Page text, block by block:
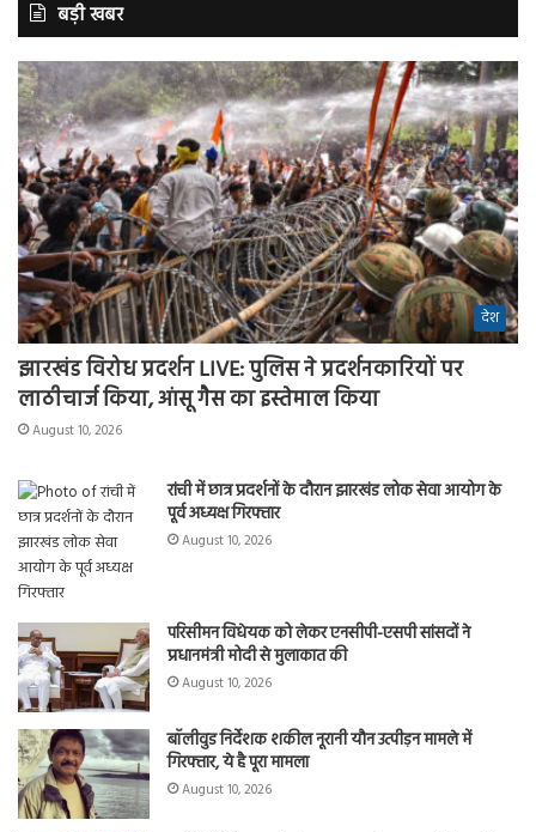
बड़ी खबर
देश
झारखंड विरोध प्रदर्शन LIVE: पुलिस ने प्रदर्शनकारियों पर
लाठीचार्ज किया, आंसू गैस का इस्तेमाल किया
August 10, 2026
रांची में छात्र प्रदर्शनों के दौरान झारखंड लोक सेवा आयोग के
पूर्व अध्यक्ष गिरफ्तार
August 10, 2026
परिसीमन विधेयक को लेकर एनसीपी-एसपी सांसदों ने
प्रधानमंत्री मोदी से मुलाकात की
August 10, 2026
बॉलीवुड निर्देशक शकील नूरानी यौन उत्पीड़न मामले में
गिरफ्तार, ये है पूरा मामला
August 10, 2026